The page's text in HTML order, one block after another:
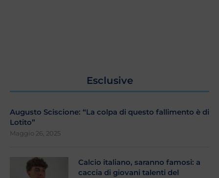
Esclusive
Augusto Sciscione: “La colpa di questo fallimento è di
Lotito”
Maggio 26, 2025
Calcio italiano, saranno famosi: a
caccia di giovani talenti del